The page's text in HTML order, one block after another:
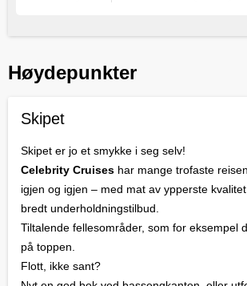
Høydepunkter
Skipet
Skipet er jo et smykke i seg selv!
Celebrity Cruises har mange trofaste
igjen og igjen – med mat av ypperste
bredt underholdningstilbud.
Til­talende fellesområder, som for eksempel
på toppen.
Flott, ikke sant?